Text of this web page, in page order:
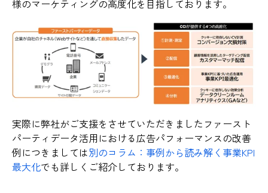
様のマーケティングの高度化を目指しております。
実際に弊社がご支援をさせていただきましたファースト
パーティデータ活用における広告パフォーマンスの改善
例につきましては別のコラム：事例から読み解く事業KPI
最大化でも詳しくご紹介しております。